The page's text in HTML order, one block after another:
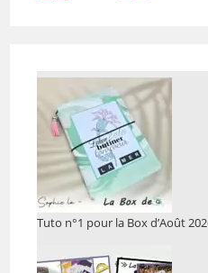
Tuto n°1 pour la Box d’Août